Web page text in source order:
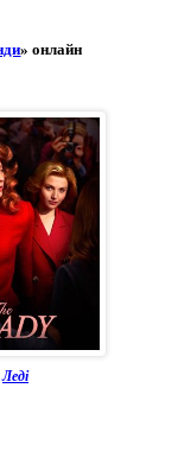
» онлайн
Леді